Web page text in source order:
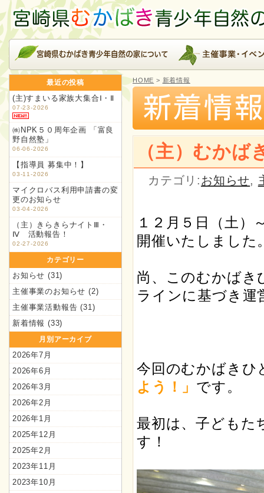
最近の投稿
(主)すまいる家族大集合Ⅰ・Ⅱ
07-23-2026
㈱NPK５０周年企画 「富良
野自然塾」
06-06-2026
【指導員 募集中！】
03-11-2026
マイクロバス利用申請書の変
更のお知らせ
03-04-2026
（主）きらきらナイトⅢ・
Ⅳ 活動報告！
02-27-2026
カテゴリー
お知らせ (31)
主催事業のお知らせ (2)
主催事業活動報告 (31)
新着情報 (33)
月別アーカイブ
2026年7月
2026年6月
2026年3月
2026年2月
2026年1月
2025年12月
2025年2月
2023年11月
2023年10月
HOME > 新着情報
（主）むかば
カテゴリ: お知らせ,
１２月５日（土）
開催いたしました
尚、このむかばき
ラインに基づき運
今回のむかばきひ
よう！」 です。
最初は、子どもた
す！